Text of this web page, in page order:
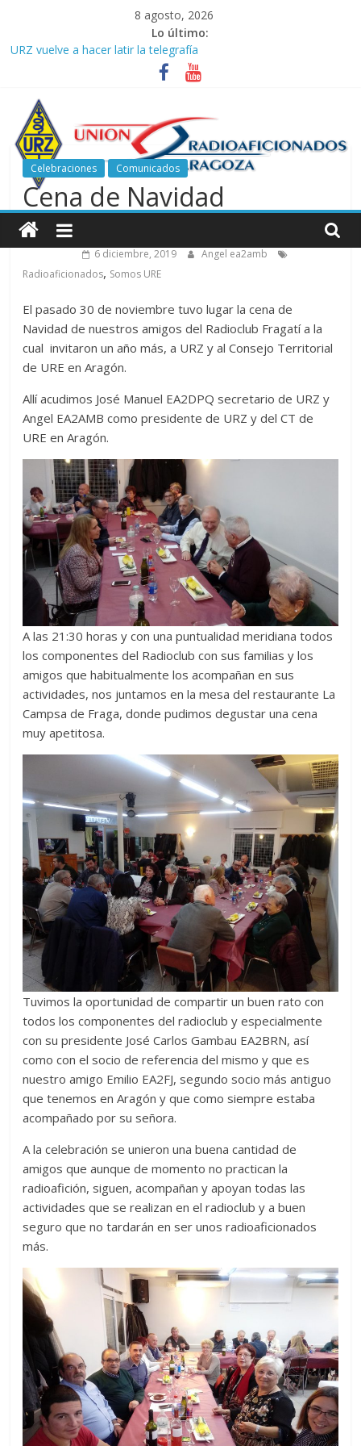
contenido
8 agosto, 2026
Lo último:
URZ vuelve a hacer latir la telegrafía
Verano, radio y buenas ondas: ideas para seguir disfrutando de
Promoción de Verano ICOM en Promodis Telecom
Nueva ubicación de la Jefatura Provincial de Inspección de las
Telecomunicaciones de Zaragoza. Información de interés para
los radioaficionados
La cantera de URZ vuelve a hacerse escuchar en el YOTA
Contest
Unión
de
Radioaficionados
de
Zaragoza
URZ
Celebraciones Comunicados
Cena de Navidad
6 diciembre, 2019
Angel ea2amb
Radioaficionados, Somos URE
El pasado 30 de noviembre tuvo lugar la cena de
Navidad de nuestros amigos del Radioclub Fragatí a la
cual invitaron un año más, a URZ y al Consejo Territorial
de URE en Aragón.
Allí acudimos José Manuel EA2DPQ secretario de URZ y
Angel EA2AMB como presidente de URZ y del CT de
URE en Aragón.
A las 21:30 horas y con una puntualidad meridiana todos
los componentes del Radioclub con sus familias y los
amigos que habitualmente los acompañan en sus
actividades, nos juntamos en la mesa del restaurante La
Campsa de Fraga, donde pudimos degustar una cena
muy apetitosa.
Tuvimos la oportunidad de compartir un buen rato con
todos los componentes del radioclub y especialmente
con su presidente José Carlos Gambau EA2BRN, así
como con el socio de referencia del mismo y que es
nuestro amigo Emilio EA2FJ, segundo socio más antiguo
que tenemos en Aragón y que como siempre estaba
acompañado por su señora.
A la celebración se unieron una buena cantidad de
amigos que aunque de momento no practican la
radioafición, siguen, acompañan y apoyan todas las
actividades que se realizan en el radioclub y a buen
seguro que no tardarán en ser unos radioaficionados
más.